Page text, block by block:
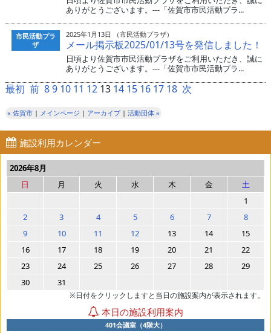
ありがとうございます。---「佐賀市市民活動プラ...
市民活動プラ
ザ
2025年1月13日 （市民活動プラザ）
メール掲示板2025/01/13号を発信しました！
日頃より佐賀市市民活動プラザをご利用いただき、誠に
ありがとうございます。---「佐賀市市民活動プラ...
最初 前 89 10 11 12 13 14 15 16 17 18 次
« 佐賀市| メインページ | アーカイブ| 活動団体 »
施設利用カレンダー
2026年8月
日
月 火 水 木 金
土
1
2
3 4 5 6 7
8
9
10 11 12 13 14
15
16
17 18 19 20 21
22
23
24 25 26 27 28
29
30
31
※日付をクリックしますと当日の施設案内が表示されます。
本日の施設利用案内
401会議室（4階大）